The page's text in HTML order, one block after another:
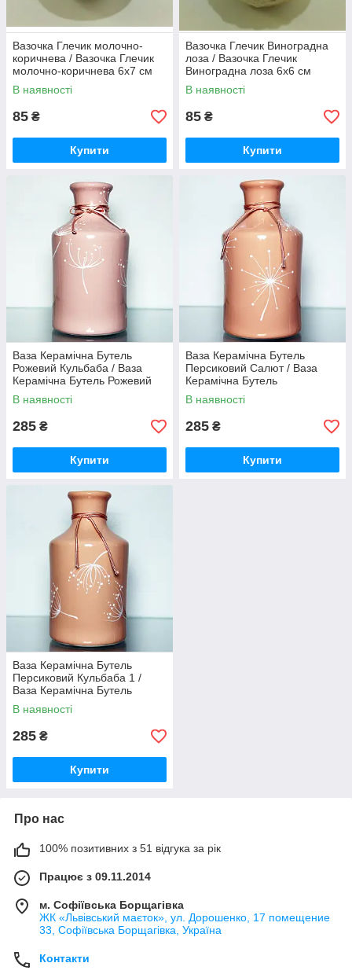
Вазочка Глечик молочно-
коричнева / Вазочка Глечик
молочно-коричнева 6x7 см
В наявності
85 ₴
Купити
Вазочка Глечик Виноградна
лоза / Вазочка Глечик
Виноградна лоза 6x6 см
В наявності
85 ₴
Купити
Ваза Керамічна Бутель
Рожевий Кульбаба / Ваза
Керамічна Бутель Рожевий
Кульбаба 22 см
В наявності
285 ₴
Купити
Ваза Керамічна Бутель
Персиковий Салют / Ваза
Керамічна Бутель
Персиковий Салют 22 см
В наявності
285 ₴
Купити
Ваза Керамічна Бутель
Персиковий Кульбаба 1 /
Ваза Керамічна Бутель
Персиковий Кульбаба 1 22
см
В наявності
285 ₴
Купити
Про нас
100% позитивних з 51 відгука за рік
Працює з 09.11.2014
м. Софіївська Борщагівка
ЖК «Львівський маєток», ул. Дорошенко, 17 помещение
33, Софіївська Борщагівка, Україна
Контакти